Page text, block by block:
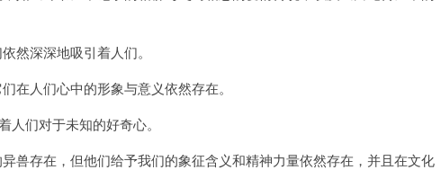
深深地吸引着人们。
人们心中的形象与意义依然存在。
们对于未知的好奇心。
存在，但他们给予我们的象征含义和精神力量依然存在，并且在文化